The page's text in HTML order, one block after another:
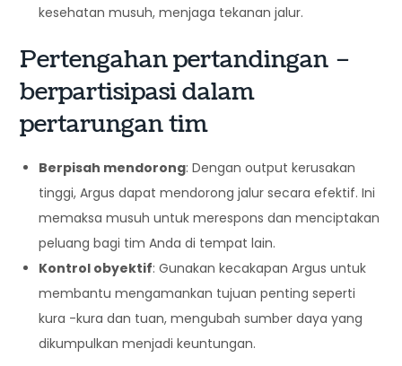
kesehatan musuh, menjaga tekanan jalur.
Pertengahan pertandingan –
berpartisipasi dalam
pertarungan tim
Berpisah mendorong: Dengan output kerusakan
tinggi, Argus dapat mendorong jalur secara efektif. Ini
memaksa musuh untuk merespons dan menciptakan
peluang bagi tim Anda di tempat lain.
Kontrol obyektif: Gunakan kecakapan Argus untuk
membantu mengamankan tujuan penting seperti
kura -kura dan tuan, mengubah sumber daya yang
dikumpulkan menjadi keuntungan.